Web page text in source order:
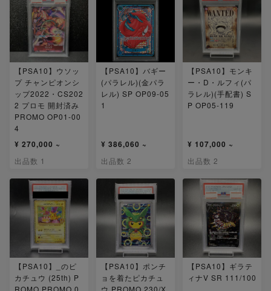
【PSA10】ウソッ
プ チャンピオンシ
ップ2022・CS202
2 プロモ 開封済み
PROMO OP01-00
4
¥ 270,000 ~
出品数 1
【PSA10】バギー
(パラレル)(金パラ
レル) SP OP09-05
1
¥ 386,060 ~
出品数 2
【PSA10】モンキ
ー・D・ルフィ(パ
ラレル)(手配書) S
P OP05-119
¥ 107,000 ~
出品数 2
【PSA10】_のピ
カチュウ (25th) P
ROMO PROMO 0
【PSA10】ポンチ
ョを着たピカチュ
ウ PROMO 230/X
【PSA10】ギラテ
ィナV SR 111/100